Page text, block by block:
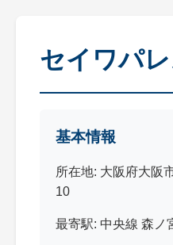
セイワパ
基本情報
所在地: 大阪府大阪
10
最寄駅: 中央線 森ノ